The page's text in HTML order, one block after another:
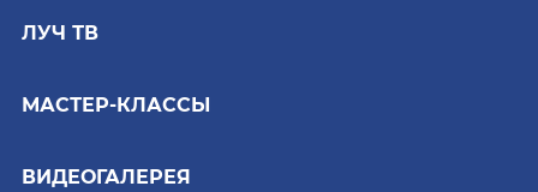
ЛУЧ ТВ
МАСТЕР-КЛАССЫ
ВИДЕОГАЛЕРЕЯ